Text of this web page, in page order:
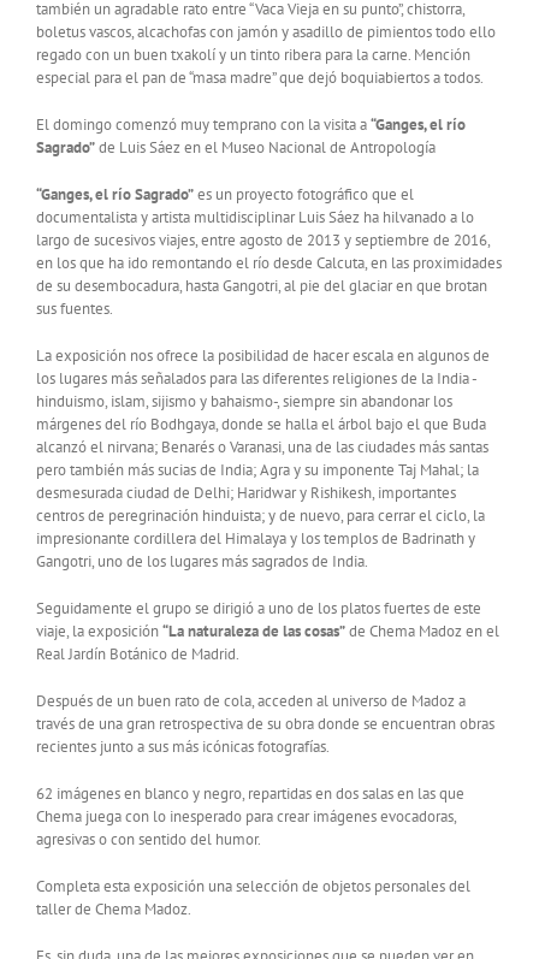
también un agradable rato entre “Vaca Vieja en su punto”, chistorra,
boletus vascos, alcachofas con jamón y asadillo de pimientos todo ello
regado con un buen txakolí y un tinto ribera para la carne. Mención
especial para el pan de “masa madre” que dejó boquiabiertos a todos.
El domingo comenzó muy temprano con la visita a“Ganges, el río
Sagrado”de Luis Sáez en el Museo Nacional de Antropología
“Ganges, el río Sagrado”es un proyecto fotográfico que el
documentalista y artista multidisciplinar Luis Sáez ha hilvanado a lo
largo de sucesivos viajes, entre agosto de 2013 y septiembre de 2016,
en los que ha ido remontando el río desde Calcuta, en las proximidades
de su desembocadura, hasta Gangotri, al pie del glaciar en que brotan
sus fuentes.
La exposición nos ofrece la posibilidad de hacer escala en algunos de
los lugares más señalados para las diferentes religiones de la India -
hinduismo, islam, sijismo y bahaismo-, siempre sin abandonar los
márgenes del río Bodhgaya, donde se halla el árbol bajo el que Buda
alcanzó el nirvana; Benarés o Varanasi, una de las ciudades más santas
pero también más sucias de India; Agra y su imponente Taj Mahal; la
desmesurada ciudad de Delhi; Haridwar y Rishikesh, importantes
centros de peregrinación hinduista; y de nuevo, para cerrar el ciclo, la
impresionante cordillera del Himalaya y los templos de Badrinath y
Gangotri, uno de los lugares más sagrados de India.
Seguidamente el grupo se dirigió a uno de los platos fuertes de este
viaje, la exposición“La naturaleza de las cosas”de Chema Madoz en el
Real Jardín Botánico de Madrid.
Después de un buen rato de cola, acceden al universo de Madoz a
través de una gran retrospectiva de su obra donde se encuentran obras
recientes junto a sus más icónicas fotografías.
62 imágenes en blanco y negro, repartidas en dos salas en las que
Chema juega con lo inesperado para crear imágenes evocadoras,
agresivas o con sentido del humor.
Completa esta exposición una selección de objetos personales del
taller de Chema Madoz.